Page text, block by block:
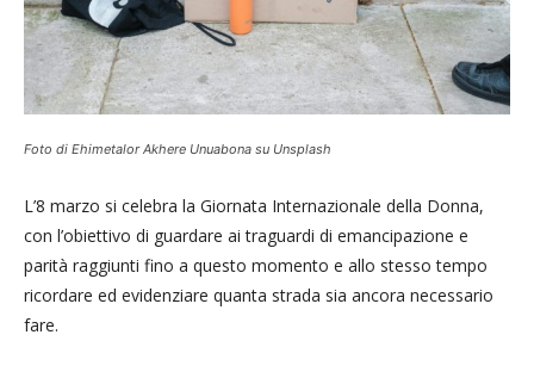
Foto di Ehimetalor Akhere Unuabona su Unsplash
L’8 marzo si celebra la Giornata Internazionale della Donna,
con l’obiettivo di guardare ai traguardi di emancipazione e
parità raggiunti fino a questo momento e allo stesso tempo
ricordare ed evidenziare quanta strada sia ancora necessario
fare.